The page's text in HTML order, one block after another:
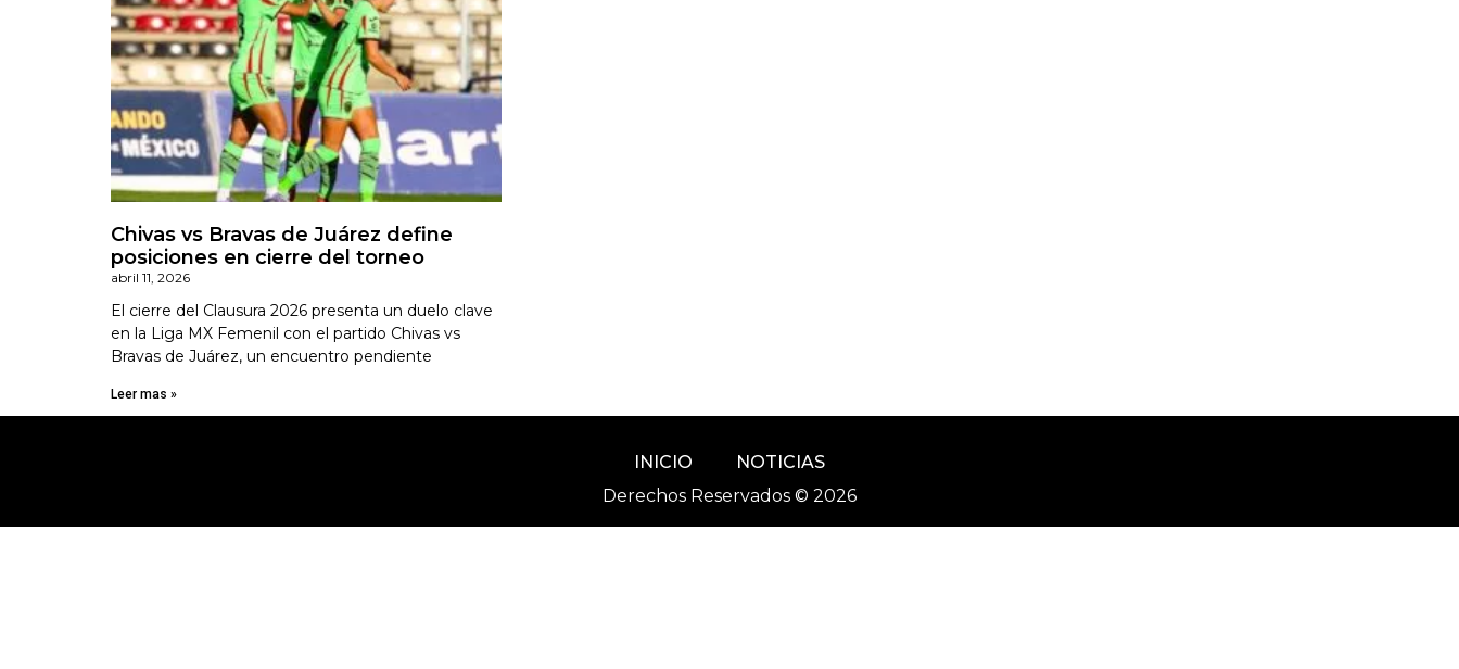
Chivas vs Bravas de Juárez define
posiciones en cierre del torneo
abril 11, 2026
El cierre del Clausura 2026 presenta un duelo clave
en la Liga MX Femenil con el partido Chivas vs
Bravas de Juárez, un encuentro pendiente
Leer mas »
INICIO
NOTICIAS
Derechos Reservados © 2026